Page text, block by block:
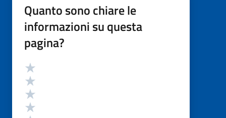
Quanto sono chiare le
informazioni su questa
pagina?
Valutazione